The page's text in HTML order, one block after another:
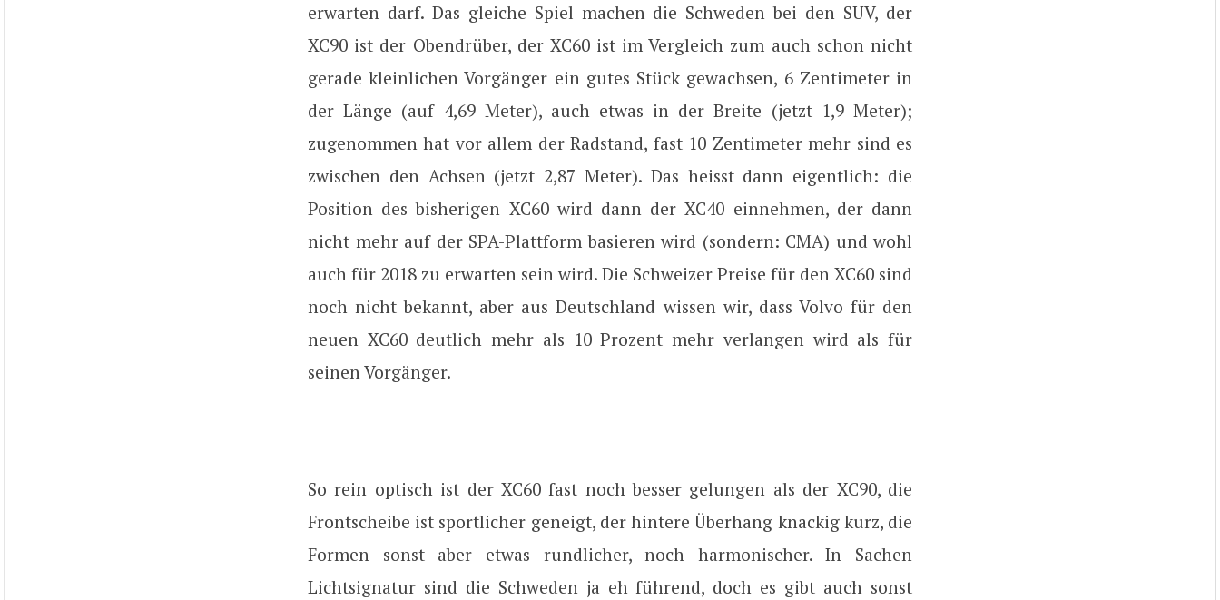
erwarten darf. Das gleiche Spiel machen die Schweden bei den SUV, der
XC90 ist der Obendrüber, der XC60 ist im Vergleich zum auch schon nicht
gerade kleinlichen Vorgänger ein gutes Stück gewachsen, 6 Zentimeter in
der Länge (auf 4,69 Meter), auch etwas in der Breite (jetzt 1,9 Meter);
zugenommen hat vor allem der Radstand, fast 10 Zentimeter mehr sind es
zwischen den Achsen (jetzt 2,87 Meter). Das heisst dann eigentlich: die
Position des bisherigen XC60 wird dann der XC40 einnehmen, der dann
nicht mehr auf der SPA-Plattform basieren wird (sondern: CMA) und wohl
auch für 2018 zu erwarten sein wird. Die Schweizer Preise für den XC60 sind
noch nicht bekannt, aber aus Deutschland wissen wir, dass Volvo für den
neuen XC60 deutlich mehr als 10 Prozent mehr verlangen wird als für
seinen Vorgänger.
So rein optisch ist der XC60 fast noch besser gelungen als der XC90, die
Frontscheibe ist sportlicher geneigt, der hintere Überhang knackig kurz, die
Formen sonst aber etwas rundlicher, noch harmonischer. In Sachen
Lichtsignatur sind die Schweden ja eh führend, doch es gibt auch sonst